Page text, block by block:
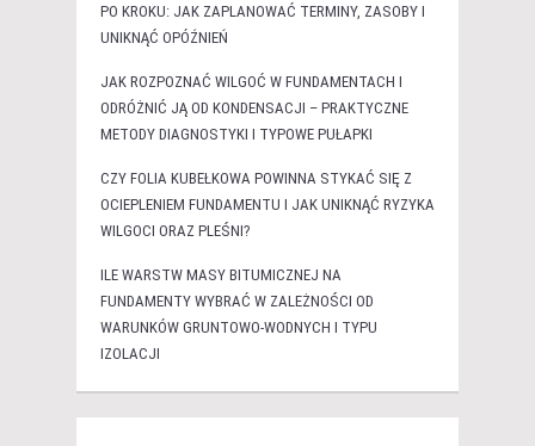
PO KROKU: JAK ZAPLANOWAĆ TERMINY, ZASOBY I
UNIKNĄĆ OPÓŹNIEŃ
JAK ROZPOZNAĆ WILGOĆ W FUNDAMENTACH I
ODRÓŻNIĆ JĄ OD KONDENSACJI – PRAKTYCZNE
METODY DIAGNOSTYKI I TYPOWE PUŁAPKI
CZY FOLIA KUBEŁKOWA POWINNA STYKAĆ SIĘ Z
OCIEPLENIEM FUNDAMENTU I JAK UNIKNĄĆ RYZYKA
WILGOCI ORAZ PLEŚNI?
ILE WARSTW MASY BITUMICZNEJ NA
FUNDAMENTY WYBRAĆ W ZALEŻNOŚCI OD
WARUNKÓW GRUNTOWO-WODNYCH I TYPU
IZOLACJI